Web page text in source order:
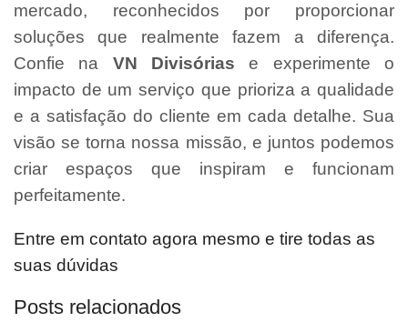
mercado, reconhecidos por proporcionar
soluções que realmente fazem a diferença.
Confie na VN Divisórias e experimente o
impacto de um serviço que prioriza a qualidade
e a satisfação do cliente em cada detalhe. Sua
visão se torna nossa missão, e juntos podemos
criar espaços que inspiram e funcionam
perfeitamente.
Entre em contato agora mesmo e tire todas as
suas dúvidas
Posts relacionados